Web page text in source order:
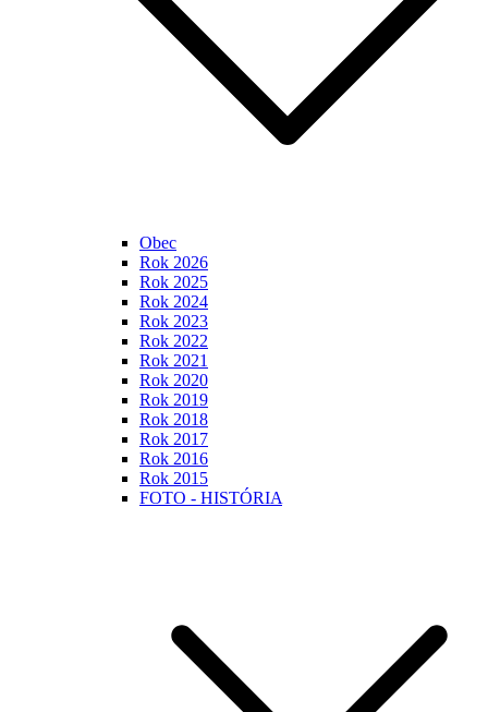
Obec
Rok 2026
Rok 2025
Rok 2024
Rok 2023
Rok 2022
Rok 2021
Rok 2020
Rok 2019
Rok 2018
Rok 2017
Rok 2016
Rok 2015
FOTO - HISTÓRIA